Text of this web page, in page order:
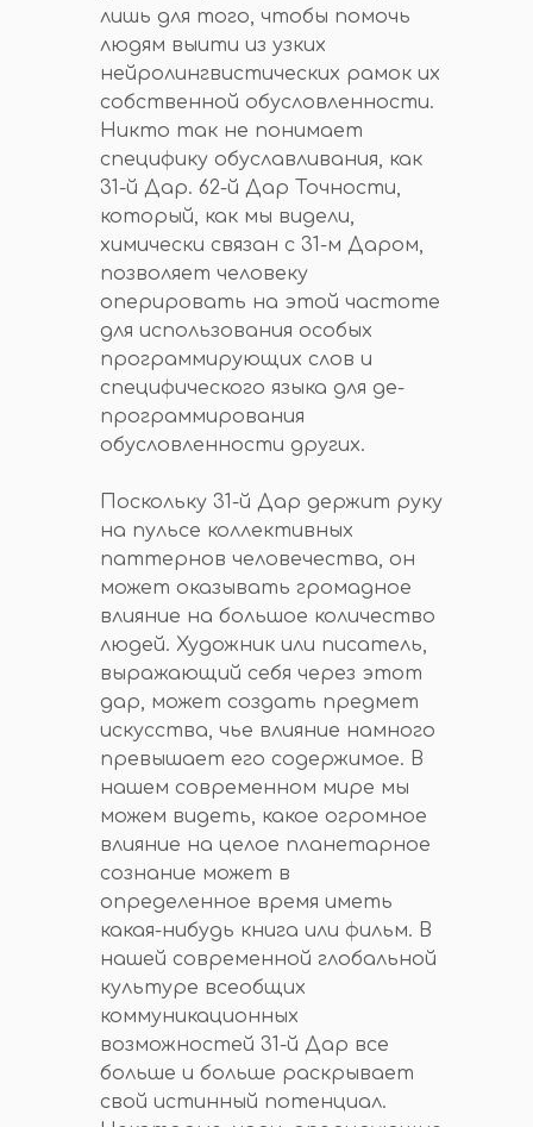
лишь для того, чтобы помочь
людям выити из узких
нейролингвистических рамок их
собственной обусловленности.
Никто так не понимает
специфику обуславливания, как
31-й Дар. 62-й Дар Точности,
который, как мы видели,
химически связан с 31-м Даром,
позволяет человеку
оперировать на этой частоте
для использования особых
программирующих слов и
специфического языка для де-
программирования
обусловленности других.
Поскольку 31-й Дар держит руку
на пульсе коллективных
паттернов человечества, он
может оказывать громадное
влияние на большое количество
людей. Художник или писатель,
выражающий себя через этот
дар, может создать предмет
искусства, чье влияние намного
превышает его содержимое. В
нашем современном мире мы
можем видеть, какое огромное
влияние на целое планетарное
сознание может в
определенное время иметь
какая-нибудь книга или фильм. В
нашей современной глобальной
культуре всеобщих
коммуникационных
возможностей 31-й Дар все
больше и больше раскрывает
свой истинный потенциал.